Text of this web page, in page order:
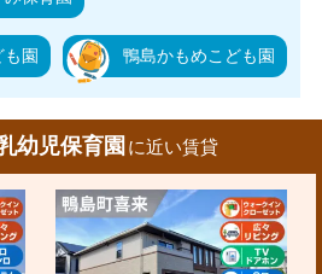
園 鴨島かもめこども園
幼児保育園 に近い賃貸